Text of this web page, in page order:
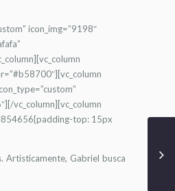
icon_img=”9198″
vc_column][vc_column
top: 15px
Artisticamente, Gabriel busca